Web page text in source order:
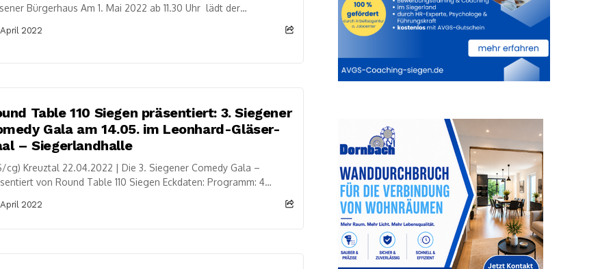
Bürgerhaus Am 1. Mai 2022 ab 11.30 Uhr lädt der
2022
Table 110 Siegen präsentiert: 3. Siegener
Gala am 14.05. im Leonhard-Gläser-
– Siegerlandhalle
cg) Kreuztal 22.04.2022 | Die 3. Siegener Comedy Gala –
von Round Table 110 Siegen Eckdaten: Programm: 4
2022